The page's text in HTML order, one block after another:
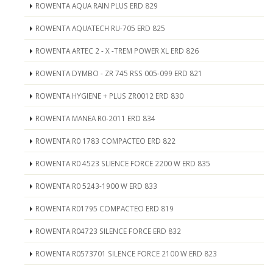
ROWENTA AQUA RAIN PLUS ERD 829
ROWENTA AQUATECH RU-705 ERD 825
ROWENTA ARTEC 2 - X -TREM POWER XL ERD 826
ROWENTA DYMBO - ZR 745 RSS 005-099 ERD 821
ROWENTA HYGIENE + PLUS ZR0012 ERD 830
ROWENTA MANEA R0-2011 ERD 834
ROWENTA R0 1783 COMPACTEO ERD 822
ROWENTA R0 4523 SLIENCE FORCE 2200 W ERD 835
ROWENTA R0 5243-1900 W ERD 833
ROWENTA R01795 COMPACTEO ERD 819
ROWENTA R04723 SILENCE FORCE ERD 832
ROWENTA R0573701 SILENCE FORCE 2100 W ERD 823